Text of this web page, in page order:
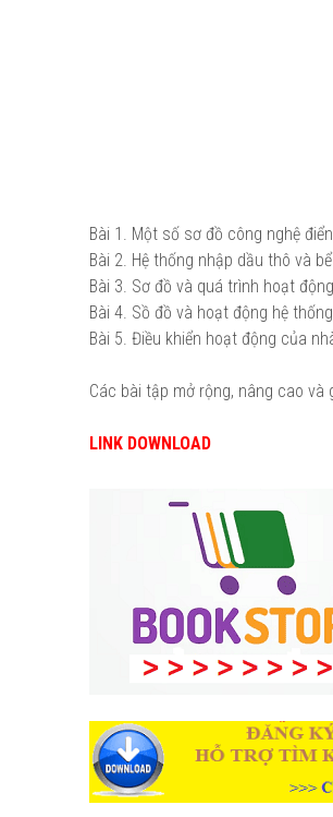
Bài 1. Một số sơ đồ công nghệ
Bài 2. Hệ thống nhập dầu thô và
Bài 3. Sơ đồ và quá trình hoạt
Bài 4. Sồ đồ và hoạt động hệ
Bài 5. Điều khiển hoạt động của
Các bài tập mở rộng, nâng cao và
LINK DOWNLOAD